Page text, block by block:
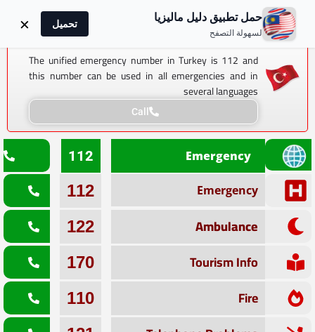
دليل ماليزيا
::: Emergency
The unified emergency number in Turkey is 112 and
this number can be used in all emergencies and in
several languages
Call
Emergency
112
Emergency
112
Ambulance
122
Tourism Info
170
Fire
110
حمل تطبيق دليل ماليزيا
لسهولة التصفح
تحميل ×